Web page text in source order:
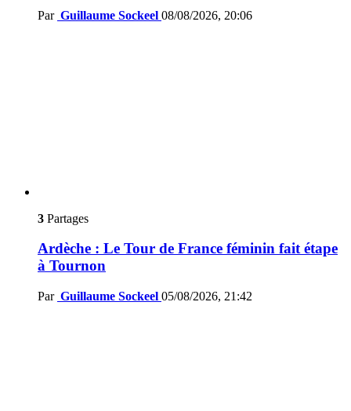
Par Guillaume Sockeel 08/08/2026, 20:06
3 Partages
Ardèche : Le Tour de France féminin fait étape
à Tournon
Par Guillaume Sockeel 05/08/2026, 21:42